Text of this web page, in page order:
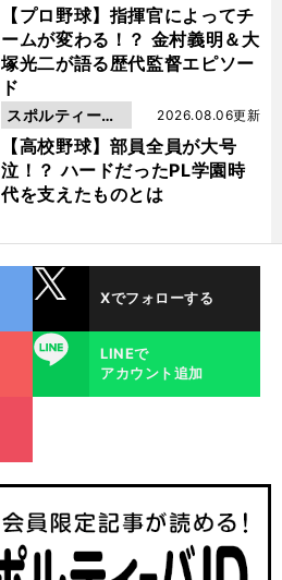
【プロ野球】指揮官によってチ
ームが変わる！？ 金村義明＆大
塚光二が語る歴代監督エピソー
ド
動画
【高校野球】部員全員が大号
泣！？ ハードだったPL学園時
代を支えたものとは
2026.08.06更新
スポルティーバ
動画
Xでフォローする
LINE
LINEで
アカウント追加